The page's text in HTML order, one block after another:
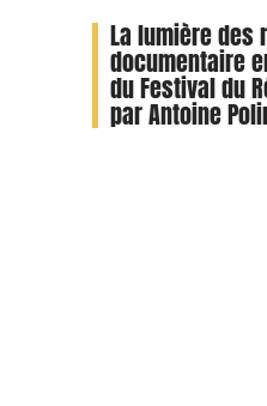
La lumière des
documentaire
du Festival du
par Antoine